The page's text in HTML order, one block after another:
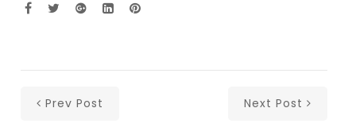
Prev Post Next Post